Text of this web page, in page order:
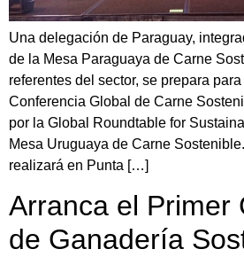
Una delegación de Paraguay,
de la Mesa Paraguaya de Carne
referentes del sector, se prepara
Conferencia Global de Carne
por la Global Roundtable for
Mesa Uruguaya de Carne
realizará en Punta […]
Arranca el Primer
de Ganadería